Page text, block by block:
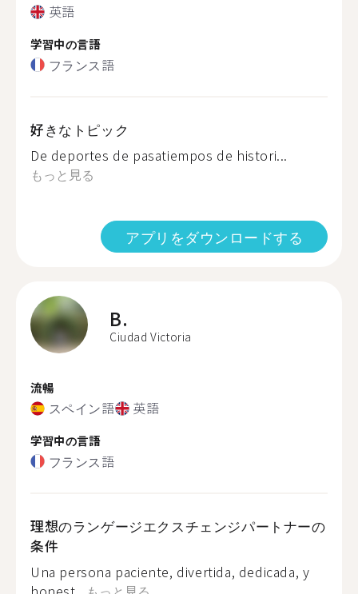
英語
学習中の言語
フランス語
好きなトピック
De deportes de pasatiempos de histori...
もっと見る
アプリをダウンロードする
B.
Ciudad Victoria
流暢
スペイン語 英語
学習中の言語
フランス語
理想のランゲージエクスチェンジパートナーの
条件
Una persona paciente, divertida, dedicada, y